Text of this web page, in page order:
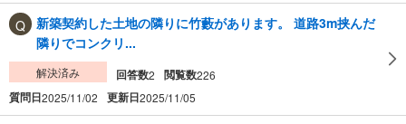
新築契約した土地の隣りに竹藪があります。 道路3m挟んだ
隣りでコンクリ...
解決済み 回答数2 閲覧数226
質問日2025/11/02 更新日2025/11/05